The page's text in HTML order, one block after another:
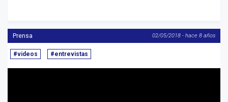
Prensa 02/05/2018 - hace 8 años
#videos #entrevistas